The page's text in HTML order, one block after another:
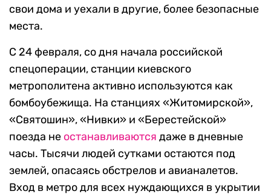
свои дома и уехали в другие, более безопасные
места.
С 24 февраля, со дня начала российской
спецоперации, станции киевского
метрополитена активно используются как
бомбоубежища. На станциях «Житомирской»,
«Святошин», «Нивки» и «Берестейской»
поезда не останавливаются даже в дневные
часы. Тысячи людей сутками остаются под
землей, опасаясь обстрелов и авианалетов.
Вход в метро для всех нуждающихся в укрытии